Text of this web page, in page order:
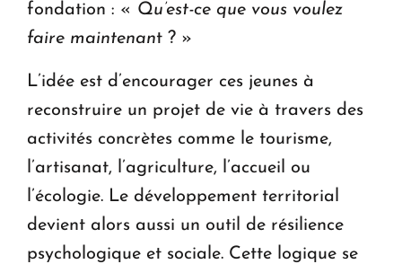
fondation : « Qu’est-ce que vous voulez
faire maintenant ? »
L’idée est d’encourager ces jeunes à
reconstruire un projet de vie à travers des
activités concrètes comme le tourisme,
l’artisanat, l’agriculture, l’accueil ou
l’écologie. Le développement territorial
devient alors aussi un outil de résilience
psychologique et sociale. Cette logique se